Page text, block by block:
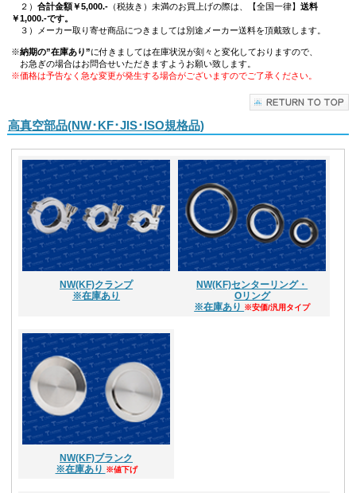
２） 合計金額￥5,000.-（税抜き）未満のお買上げの際は、【全国一律】 送料
￥1,000.-です。
３）メーカー取り寄せ商品につきましては別途メーカー送料を頂戴致します。
※納期の”在庫あり”に付きましては在庫状況が刻々と変化しておりますので、
お急ぎの場合はお問合せいただきますようお願い致します。
※価格は予告なく急な変更が発生する場合がございますのでご了承ください。
高真空部品(NW･KF･JIS･ISO規格品)
NW(KF)クランプ
※在庫あり
NW(KF)センターリング・
Oリング
※在庫あり ※安価/汎用タイプ
NW(KF)ブランク
※在庫あり ※値下げ